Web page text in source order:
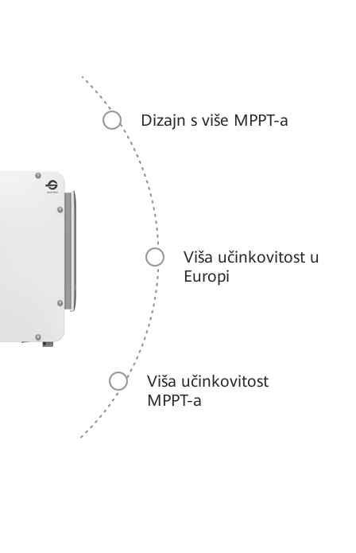
Dizajn s više MPPT-a
Viša učinkovitost u
Europi
Viša učinkovitost
MPPT-a